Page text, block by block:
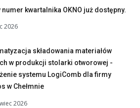
numer kwartalnika OKNO już dostępny.
2026
składowania materiałów
w produkcji stolarki otworowej -
systemu LogiComb dla firmy
w Chełmnie
2026